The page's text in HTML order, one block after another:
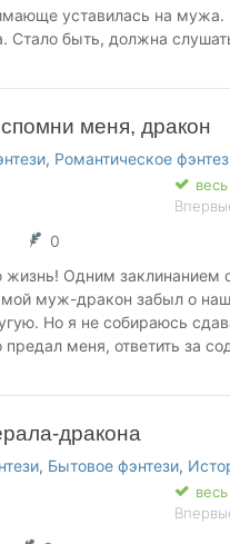
В БИБЛИОТЕКУ И
мое сердце.
уставилась на мужа.
Стало быть, должна
дракону. Я
замке. Его поступки
от неизведанных
на моей руке появилась
В БИБЛИОТЕКУ И
мое сердце.
меня, дракон
, Романтическое
0
Одним заклинанием
муж-дракон забыл о
Но я не собираюсь
меня, ответить за
для меня встречу с
рядом каждый раз,
тем мужчиной,
В БИБЛИОТЕКУ И
дракона
, Бытовое фэнтези,